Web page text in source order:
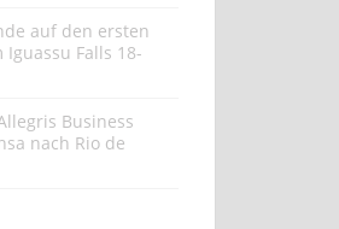
auf den ersten
Falls 18-
Business
nach Rio de